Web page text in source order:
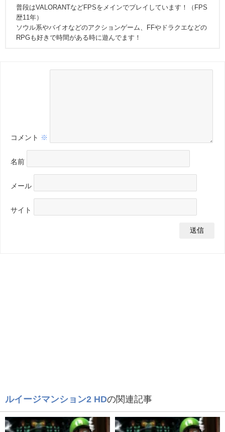
普段はVALORANTなどFPSをメインでプレイしています！（FPS
歴11年）
ソウル系やバイオなどのアクションゲーム、FFやドラクエなどの
RPGも好きで時間がある時に遊んでます！
コメント ※
名前
メール
サイト
ルイージマンション2 HDの関連記事